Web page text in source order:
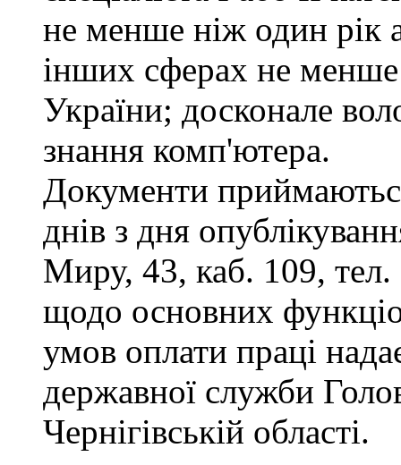
не менше ніж один рік
інших сферах не
України; досконале
знання комп'ютера.
Документи
днів з дня
Миру, 43, каб. 109, тел.
щодо основних
умов оплати праці
державної служби
Чернігівській області.